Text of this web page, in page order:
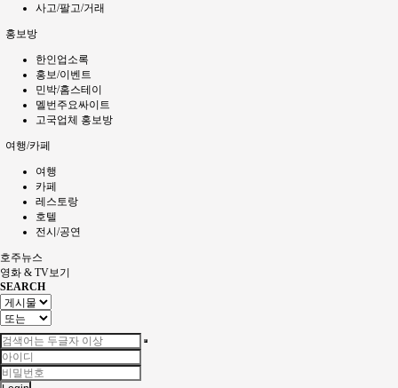
사고/팔고/거래
홍보방
한인업소록
홍보/이벤트
민박/홈스테이
멜번주요싸이트
고국업체 홍보방
여행/카페
여행
카페
레스토랑
호텔
전시/공연
호주뉴스
영화 & TV보기
SEARCH